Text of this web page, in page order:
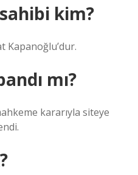
kim?
Kapanoğlu’dur.
mı?
kararıyla siteye